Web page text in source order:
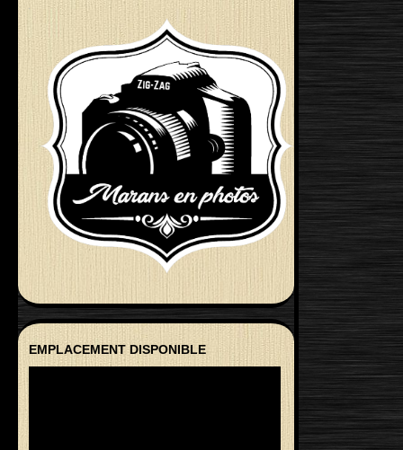
EMPLACEMENT DISPONIBLE